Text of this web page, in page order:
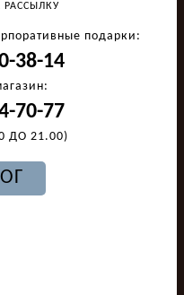
РАССЫЛКУ
подарки:
38-14
70-77
ДО 21.00)